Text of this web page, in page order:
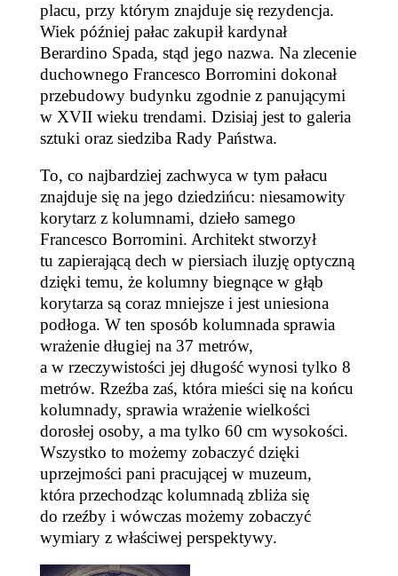
placu, przy którym znajduje się rezydencja.
Wiek później pałac zakupił kardynał
Berardino Spada, stąd jego nazwa. Na zlecenie
duchownego Francesco Borromini dokonał
przebudowy budynku zgodnie z panującymi
w XVII wieku trendami. Dzisiaj jest to galeria
sztuki oraz siedziba Rady Państwa.
To, co najbardziej zachwyca w tym pałacu
znajduje się na jego dziedzińcu: niesamowity
korytarz z kolumnami, dzieło samego
Francesco Borromini. Architekt stworzył
tu zapierającą dech w piersiachiluzję optyczną
dzięki temu, że kolumny biegnącew głąb
korytarza są corazmniejsze i jest uniesiona
podłoga. W ten sposób kolumnada sprawia
wrażenie długiej na 37 metrów,
a w rzeczywistości jej długość wynosi tylko 8
metrów. Rzeźba zaś, która mieści się na końcu
kolumnady, sprawia wrażenie wielkości
dorosłej osoby, a ma tylko 60 cm wysokości.
Wszystko to możemy zobaczyć dzięki
uprzejmości pani pracującej w muzeum,
która przechodząc kolumnadą zbliża się
do rzeźby i wówczas możemy zobaczyć
wymiary z właściwej perspektywy.